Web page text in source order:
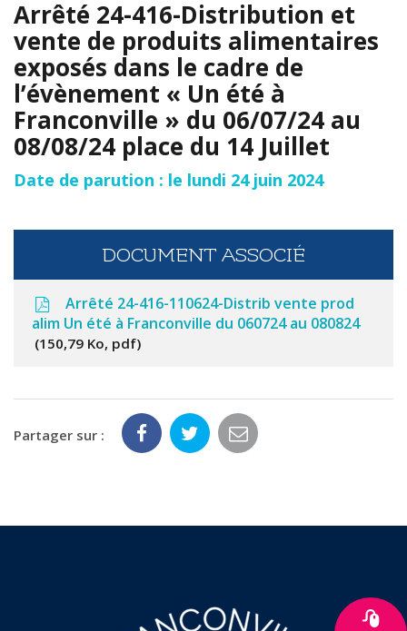
Arrêté 24-416-Distribution et
vente de produits alimentaires
exposés dans le cadre de
l’évènement « Un été à
Franconville » du 06/07/24 au
08/08/24 place du 14 Juillet
Date de parution : le lundi 24 juin 2024
DOCUMENT ASSOCIÉ
Arrêté 24-416-110624-Distrib vente prod
alim Un été à Franconville du 060724 au 080824
150,79 Ko, pdf
Partager sur :